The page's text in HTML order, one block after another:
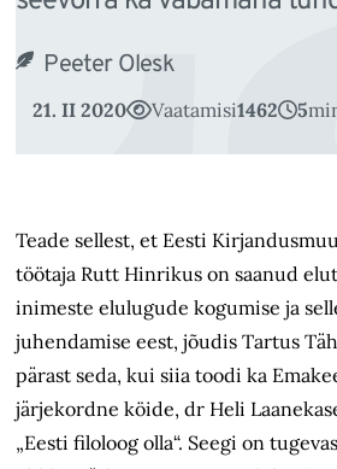
Peeter Olesk
21. II 2020 Vaatamisi1462 5
Teade sellest, et Eesti
töötaja Rutt Hinrikus on saanud
inimeste elulugude kogumise ja
juhendamise eest, jõudis Tartus
pärast seda, kui siia toodi ka
järjekordne köide, dr Heli
„Eesti filoloog olla“. Seegi on